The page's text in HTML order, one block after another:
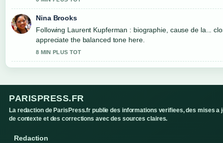
Nina Brooks
Following Laurent Kupferman : biographie, cause de la...
appreciate the balanced tone here.
8 MIN PLUS TOT
PARISPRESS.FR
La redaction de ParisPress.fr publie des informations verifiees, des mises a
de contexte et des corrections avec des sources claires.
Redaction